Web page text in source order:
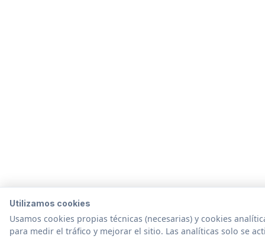
Utilizamos cookies
Usamos cookies propias técnicas (necesarias) y cookies
para medir el tráfico y mejorar el sitio. Las analíticas solo se